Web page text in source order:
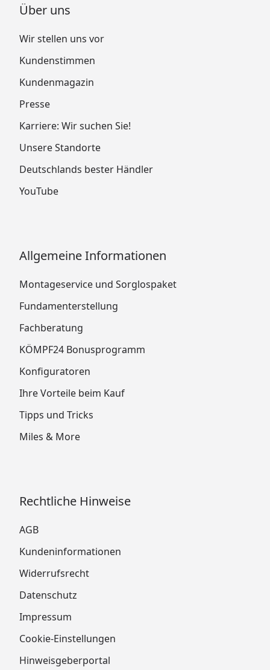
Über uns
Wir stellen uns vor
Kundenstimmen
Kundenmagazin
Presse
Karriere: Wir suchen Sie!
Unsere Standorte
Deutschlands bester Händler
YouTube
Allgemeine Informationen
Montageservice und Sorglospaket
Fundamenterstellung
Fachberatung
KÖMPF24 Bonusprogramm
Konfiguratoren
Ihre Vorteile beim Kauf
Tipps und Tricks
Miles & More
Rechtliche Hinweise
AGB
Kundeninformationen
Widerrufsrecht
Datenschutz
Impressum
Cookie-Einstellungen
Hinweisgeberportal